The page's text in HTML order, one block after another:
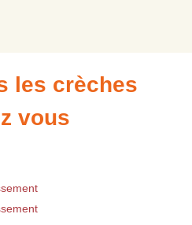
les crèches
vous